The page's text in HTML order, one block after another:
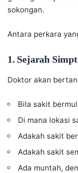
sokongan.
Antara perkara
1. Sejarah
Doktor akan
Bila sakit
Di mana lokasi
Adakah sakit
Adakah sakit
Ada muntah,